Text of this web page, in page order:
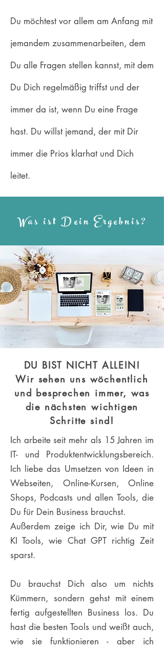
Du möchtest vor allem am Anfang mit
jemandem zusammenarbeiten, dem
Du alle Fragen stellen kannst, mit dem
Du Dich regelmäßig triffst und der
immer da ist, wenn Du eine Frage
hast. Du willst jemand, der mit Dir
immer die Prios klarhat und Dich
leitet.
Was ist Dein Ergebnis?
DU BIST NICHT ALLEIN!
Wir sehen uns wöchentlich
und besprechen immer, was
die nächsten wichtigen
Schritte sind!
Ich arbeite seit mehr als 15 Jahren im
IT- und Produktentwicklungsbereich.
Ich liebe das Umsetzen von Ideen in
Webseiten, Online-Kursen, Online
Shops, Podcasts und allen Tools, die
Du für Dein Business brauchst.
Außerdem zeige ich Dir, wie Du mit
KI Tools, wie Chat GPT richtig Zeit
sparst.
Du brauchst Dich also um nichts
Kümmern, sondern gehst mit einem
fertig aufgestellten Business los. Du
hast die besten Tools und weißt auch,
wie sie funktionieren - aber ich